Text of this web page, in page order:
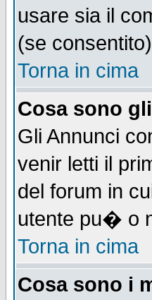
usare sia il
(se
Torna in cima
Cosa sono
Gli Annunci
venir letti il
del forum in
utente pu� o
Torna in cima
Cosa sono i